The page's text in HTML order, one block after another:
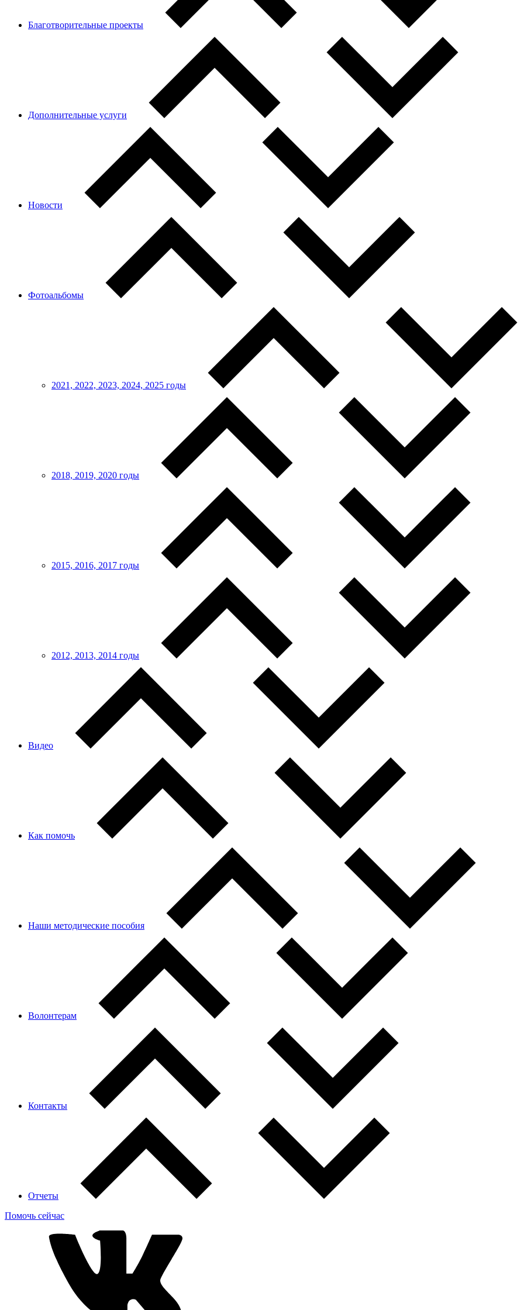
Благотворительные проекты
Дополнительные услуги
Новости
Фотоальбомы
2021, 2022, 2023, 2024, 2025 годы
2018, 2019, 2020 годы
2015, 2016, 2017 годы
2012, 2013, 2014 годы
Видео
Как помочь
Наши методические пособия
Волонтерам
Контакты
Отчеты
Помочь сейчас